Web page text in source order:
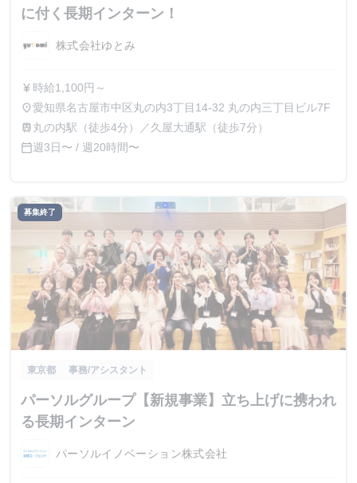
に付く長期インターン！
株式会社ゆとみ
currency_yen 時給1,100円～
place愛知県名古屋市中区丸の内3丁目14-32 丸の内三丁目ビル7F
train 丸の内駅（徒歩4分）／久屋大通駅（徒歩7分）
calendar_today週3日〜 / 週20時間〜
募集終了
東京都 事務/アシスタント
パーソルグループ【新規事業】立ち上げに携われ
る長期インターン
パーソルイノベーション株式会社